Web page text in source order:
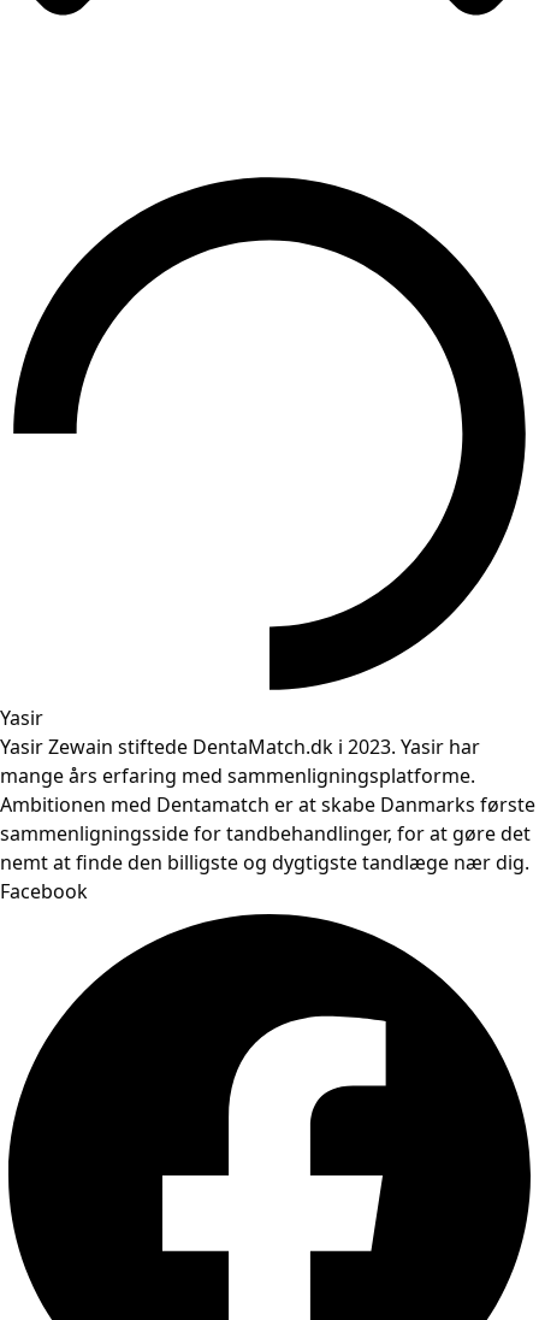
Yasir
Yasir Zewain stiftede DentaMatch.dk i 2023. Yasir har
mange års erfaring med sammenligningsplatforme.
Ambitionen med Dentamatch er at skabe Danmarks første
sammenligningsside for tandbehandlinger, for at gøre det
nemt at finde den billigste og dygtigste tandlæge nær dig.
Facebook